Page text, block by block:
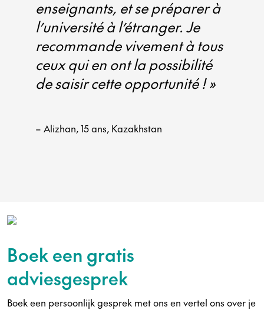
enseignants, et se préparer à
l’université à l’étranger. Je
recommande vivement à tous
ceux qui en ont la possibilité
de saisir cette opportunité ! »
– Alizhan, 15 ans, Kazakhstan
Boek een gratis
adviesgesprek
Boek een persoonlijk gesprek met ons en vertel ons over je